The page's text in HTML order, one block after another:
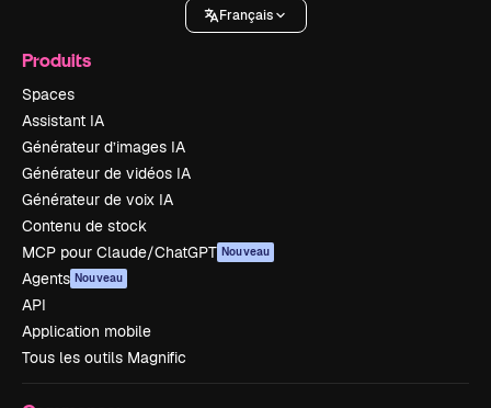
Français
Produits
Spaces
Assistant IA
Générateur d’images IA
Générateur de vidéos IA
Générateur de voix IA
Contenu de stock
MCP pour Claude/ChatGPT Nouveau
Agents Nouveau
API
Application mobile
Tous les outils Magnific